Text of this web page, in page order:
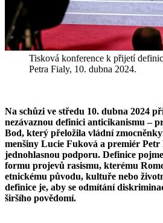
Tisková konference k přijetí
Petra Fialy, 10. dubna 2024.
Na schůzi ve středu 10. dubna 2024
nezávaznou definici anticikanismu –
Bod, který přeložila vládní
menšiny Lucie Fuková a premiér Petr
jednohlasnou podporu. Definice
formu projevů rasismu, kterému
etnickému původu, kultuře nebo
definice je, aby se odmítání
širšího povědomí.